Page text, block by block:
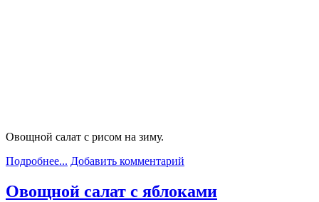
Овощной салат с рисом на зиму.
Подробнее... Добавить комментарий
Овощной салат с яблоками